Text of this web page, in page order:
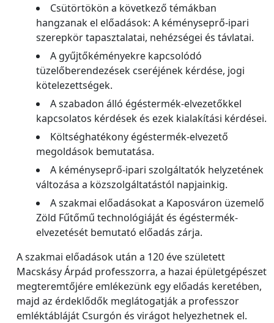
Csütörtökön a következő témákban
hangzanak el előadások: A kéményseprő-ipari
szerepkör tapasztalatai, nehézségei és távlatai.
A gyűjtőkéményekre kapcsolódó
tüzelőberendezések cseréjének kérdése, jogi
kötelezettségek.
A szabadon álló égéstermék-elvezetőkkel
kapcsolatos kérdések és ezek kialakítási kérdései.
Költséghatékony égéstermék-elvezető
megoldások bemutatása.
A kéményseprő-ipari szolgáltatók helyzetének
változása a közszolgáltatástól napjainkig.
A szakmai előadásokat a Kaposváron üzemelő
Zöld Fűtőmű technológiáját és égéstermék-
elvezetését bemutató előadás zárja.
A szakmai előadások után a 120 éve született
Macskásy Árpád professzorra, a hazai épületgépészet
megteremtőjére emlékezünk egy előadás keretében,
majd az érdeklődők meglátogatják a professzor
emléktábláját Csurgón és virágot helyezhetnek el.